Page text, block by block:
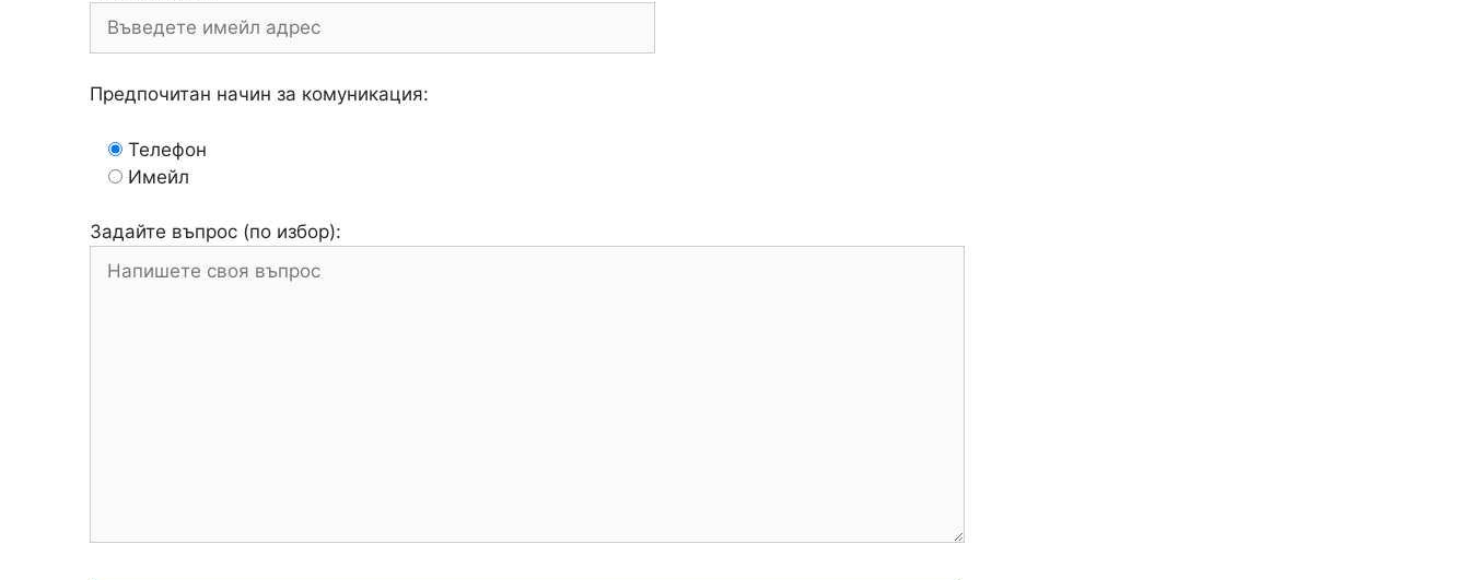
Предпочитан начин за комуникация:
Телефон
Имейл
Задайте въпрос (по избор):